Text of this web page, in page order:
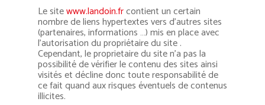
Le sitewww.landoin.frcontient un certain
nombre de liens hypertextes vers d’autres sites
(partenaires, informations …) mis en place avec
l’autorisation du propriétaire du site .
Cependant, le proprietaire du site n’a pas la
possibilité de vérifier le contenu des sites ainsi
visités et décline donc toute responsabilité de
ce fait quand aux risques éventuels de contenus
illicites.